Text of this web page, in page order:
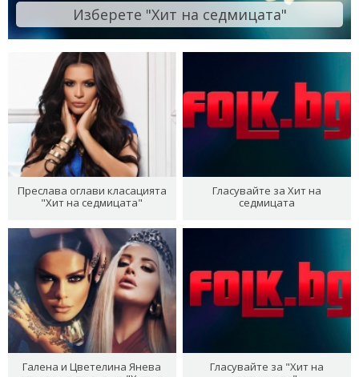
Изберете "Хит на седмицата"
Преслава оглави класацията
"Хит на седмицата"
Гласувайте за Хит на
седмицата
Галена и Цветелина Янева
Гласувайте за "Хит на